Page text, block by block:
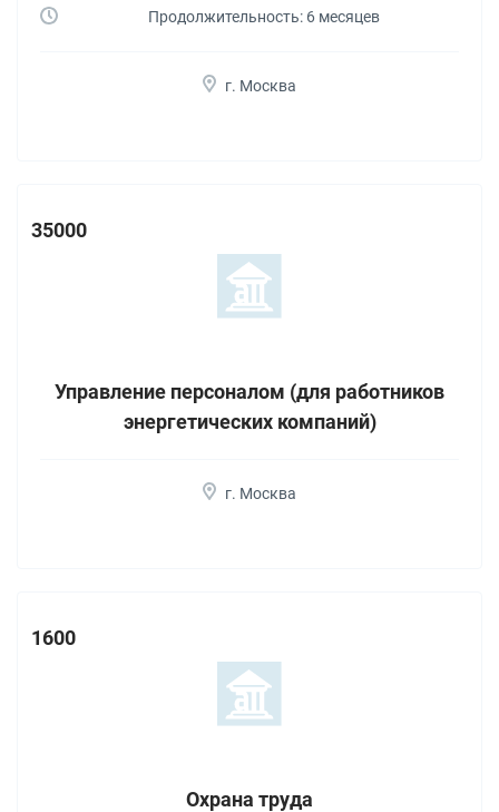
Продолжительность: 6 месяцев
г. Москва
35000
Управление персоналом (для работников
энергетических компаний)
г. Москва
1600
Охрана труда